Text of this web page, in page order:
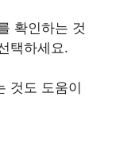
확인하는 것
택하세요.
것도 도움이